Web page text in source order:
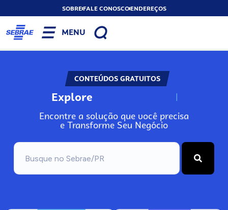
SOBREFALE CONOSCOENDEREÇOS
MENU
CONTEÚDOS GRATUITOS
Explore N
Encontre a solução que você precisa
e Transforme Seu Negócio